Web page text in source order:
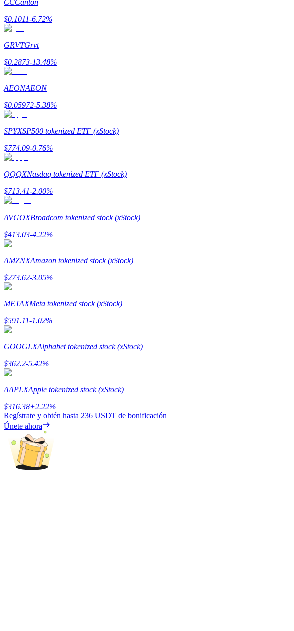
Disfruta del reparto de beneficios y comisiones de copy trading
Información
Análisis de big data que incluye información comercial, etc.
Guía
Guía de inicio de futuros
Estrategias comerciales
Aprenda cómo mantenerse rentable
$0.1011-6.72%
GRVTGrvt
$0.2873-13.48%
AEONAEON
$0.05972-5.38%
SPYXSP500 tokenized ETF (xStock)
$774.09-0.76%
QQQXNasdaq tokenized ETF (xStock)
$713.41-2.00%
AVGOXBroadcom tokenized stock (xStock)
$413.03-4.22%
AMZNXAmazon tokenized stock (xStock)
$273.62-3.05%
METAXMeta tokenized stock (xStock)
$591.11-1.02%
GOOGLXAlphabet tokenized stock (xStock)
$362.2-5.42%
AAPLXApple tokenized stock (xStock)
$316.38+2.22%
Regístrate y obtén hasta 236 USDT de bonificación
Únete ahora